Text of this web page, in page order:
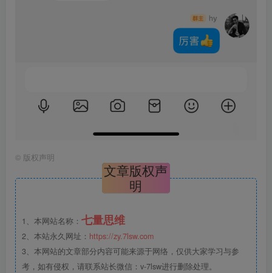
© 版权声明
文章版权声
明
1、本网站名称： 七量思维
2、本站永久网址： https://zy.7lsw.com
3、本网站的文章部分内容可能来源于网络，仅供大家学习与参
考，如有侵权，请联系站长微信：v-7lsw进行删除处理。